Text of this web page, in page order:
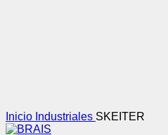
Inicio Industriales SKEITER